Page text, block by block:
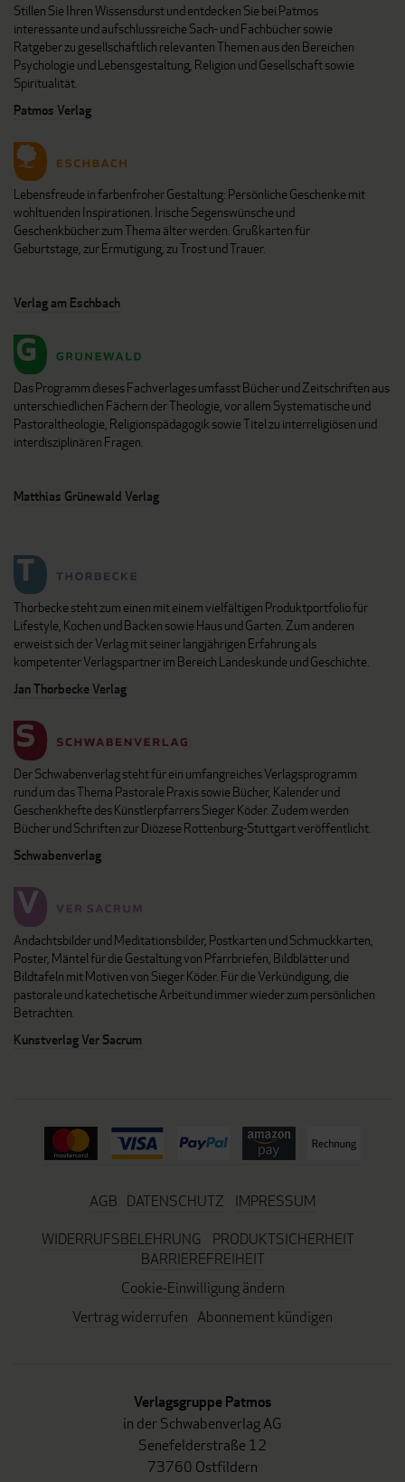
Stillen Sie Ihren Wissensdurst und entdecken Sie bei Patmos
interessante und aufschlussreiche Sach- und Fachbücher sowie
Ratgeber zu gesellschaftlich relevanten Themen aus den Bereichen
Psychologie und Lebensgestaltung, Religion und Gesellschaft sowie
Spiritualität.
Patmos Verlag
Lebensfreude in farbenfroher Gestaltung: Persönliche Geschenke mit
wohltuenden Inspirationen. Irische Segenswünsche und
Geschenkbücher zum Thema älter werden. Grußkarten für
Geburtstage, zur Ermutigung, zu Trost und Trauer.
Verlag am Eschbach
Das Programm dieses Fachverlages umfasst Bücher und Zeitschriften aus
unterschiedlichen Fächern der Theologie, vor allem Systematische und
Pastoraltheologie, Religionspädagogik sowie Titel zu interreligiösen und
interdisziplinären Fragen.
Matthias Grünewald Verlag
Thorbecke steht zum einen mit einem vielfältigen Produktportfolio für
Lifestyle, Kochen und Backen sowie Haus und Garten. Zum anderen
erweist sich der Verlag mit seiner langjährigen Erfahrung als
kompetenter Verlagspartner im Bereich Landeskunde und Geschichte.
Jan Thorbecke Verlag
Der Schwabenverlag steht für ein umfangreiches Verlagsprogramm
rund um das Thema Pastorale Praxis sowie Bücher, Kalender und
Geschenkhefte des Künstlerpfarrers Sieger Köder. Zudem werden
Bücher und Schriften zur Diözese Rottenburg-Stuttgart veröffentlicht.
Schwabenverlag
Andachtsbilder und Meditationsbilder, Postkarten und Schmuckkarten,
Poster, Mäntel für die Gestaltung von Pfarrbriefen, Bildblätter und
Bildtafeln mit Motiven von Sieger Köder. Für die Verkündigung, die
pastorale und katechetische Arbeit und immer wieder zum persönlichen
Betrachten.
Kunstverlag Ver Sacrum
AGB DATENSCHUTZ
IMPRESSUM
WIDERRUFSBELEHRUNG
PRODUKTSICHERHEIT
BARRIEREFREIHEIT
Cookie-Einwilligung ändern
Vertrag widerrufen Abonnement kündigen
Verlagsgruppe Patmos
in der Schwabenverlag AG
Senefelderstraße 12
73760 Ostfildern